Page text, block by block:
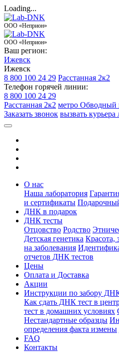
Loading...
ООО «Неприон»
ООО «Неприон»
Ваш регион:
Ижевск
Ижевск
8 800 100 24 29 Расстанная 2к2
Телефон горячей линии:
8 800 100 24 29
Расстанная 2к2 метро Обводный
Заказать звонок вызвать курьера
О нас
Наша лаборатория
и сертификаты
ДНК в подарок
ДНК тесты
Отцовство Родство
Детская генетика Красота,
на заболевания
отчетов ДНК тестов
Цены
Оплата и Доставка
Акции
Инструкции по забору
Как сдать ДНК тест в
тест в домашних условиях
Нестандартные образцы
определения факта измены
FAQ
Контакты